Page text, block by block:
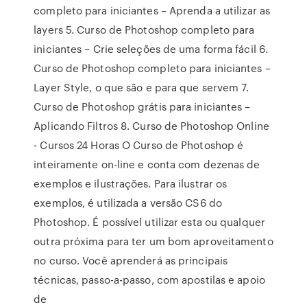
completo para iniciantes – Aprenda a utilizar as
layers 5. Curso de Photoshop completo para
iniciantes – Crie seleções de uma forma fácil 6.
Curso de Photoshop completo para iniciantes –
Layer Style, o que são e para que servem 7.
Curso de Photoshop grátis para iniciantes –
Aplicando Filtros 8. Curso de Photoshop Online
- Cursos 24 Horas O Curso de Photoshop é
inteiramente on-line e conta com dezenas de
exemplos e ilustrações. Para ilustrar os
exemplos, é utilizada a versão CS6 do
Photoshop. É possível utilizar esta ou qualquer
outra próxima para ter um bom aproveitamento
no curso. Você aprenderá as principais
técnicas, passo-a-passo, com apostilas e apoio
de